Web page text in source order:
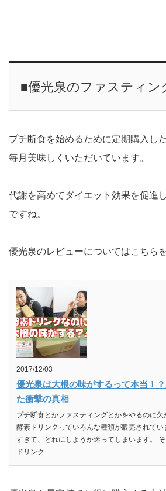
■優光泉のファスティン
プチ断食を始めるために定期購入し
毎月美味しくいただいています。
代謝を高めてダイエット効果を促進
ですね。
優光泉のレビューについてはこちら
2017/12/03
優光泉は大根の味がするって本当！
た衝撃の真相
プチ断食とかファスティングとかをやるのに欠
酵素ドリンクっていろんな種類が販売されてい
すぎて、どれにしようか迷ってしまいます。
ドリンク...